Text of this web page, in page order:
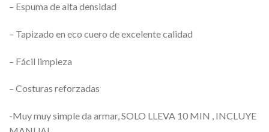
– Espuma de alta densidad
– Tapizado en eco cuero de excelente calidad
– Fácil limpieza
– Costuras reforzadas
-Muy muy simple da armar, SOLO LLEVA 10 MIN , INCLUYE